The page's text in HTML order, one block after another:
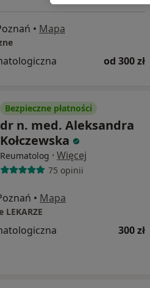
• Mapa
od 300 zł
Bezpieczne płatności
dr n. med. Aleksandra
Kołczewska
Reumatolog · Więcej
75 opinii
• Mapa
300 zł